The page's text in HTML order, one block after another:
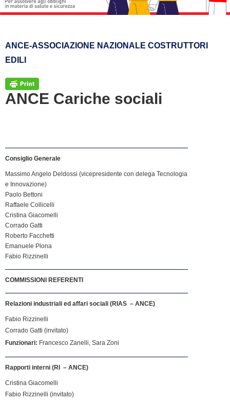
ANCE-ASSOCIAZIONE NAZIONALE COSTRUTTORI
EDILI
ANCE Cariche sociali
Consiglio Generale
Massimo Angelo Deldossi (vicepresidente con delega Tecnologia
e Innovazione)
Paolo Bettoni
Raffaele Collicelli
Cristina Giacomelli
Corrado Gatti
Roberto Facchetti
Emanuele Plona
Fabio Rizzinelli
COMMISSIONI REFERENTI
Relazioni industriali ed affari sociali (RIAS – ANCE)
Fabio Rizzinelli
Corrado Gatti (invitato)
Funzionari: Francesco Zanelli, Sara Zoni
Rapporti interni (RI – ANCE)
Cristina Giacomelli
Fabio Rizzinelli (invitato)